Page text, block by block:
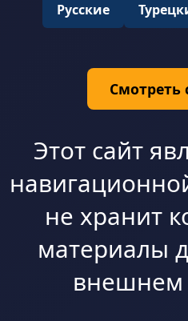
Русские
Смотреть
Этот сайт
не хранит
материалы
внешнем